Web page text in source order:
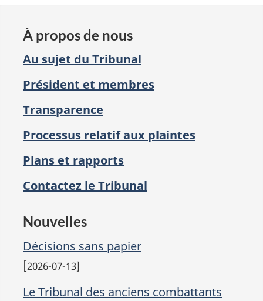
À propos de nous
Au sujet du Tribunal
Président et membres
Transparence
Processus relatif aux plaintes
Plans et rapports
Contactez le Tribunal
Nouvelles
Décisions sans papier
[2026-07-13]
Le Tribunal des anciens combattants